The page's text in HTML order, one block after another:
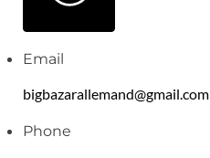
Email
bigbazarallemand@gmail.com
Phone